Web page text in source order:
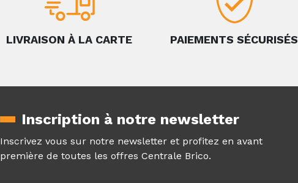
LIVRAISON À LA CARTE PAIEMENTS SÉCURISÉS
Inscription à notre newsletter
Inscrivez vous sur notre newsletter et profitez en avant
première de toutes les offres Centrale Brico.